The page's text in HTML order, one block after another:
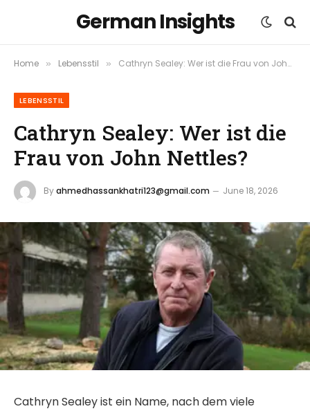
German Insights
Home » Lebensstil » Cathryn Sealey: Wer ist die Frau von John Nettles?
LEBENSSTIL
Cathryn Sealey: Wer ist die
Frau von John Nettles?
Byahmedhassankhatri123@gmail.com June 18, 2026
Cathryn Sealey ist ein Name, nach dem viele